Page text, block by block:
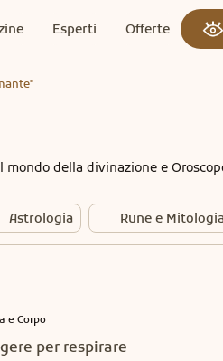
Esperti Offerte
della divinazione e
Astrologia Rune e
e Corpo
per respirare